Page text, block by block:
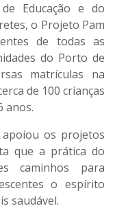
Educação e do
o Projeto Pam
de todas as
do Porto de
matrículas na
de 100 crianças
anos.
os projetos
que a prática do
caminhos para
o espírito
saudável.